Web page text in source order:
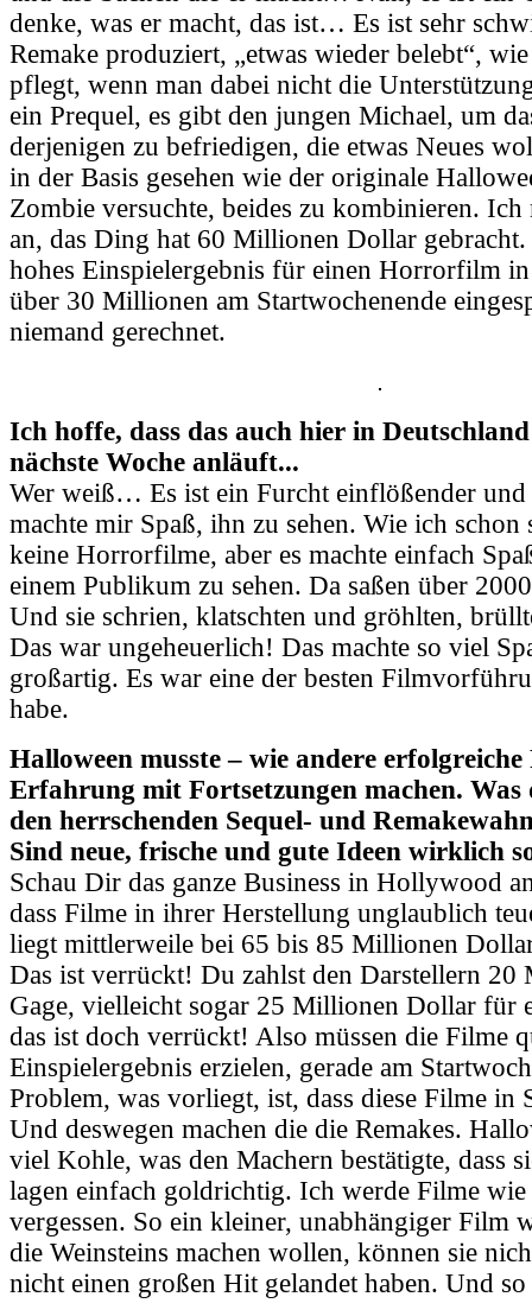
denke, was er macht, das ist… Es ist sehr
Remake produziert, „etwas wieder belebt“,
pflegt, wenn man dabei nicht die
ein Prequel, es gibt den jungen Michael, um
derjenigen zu befriedigen, die etwas Neues
in der Basis gesehen wie der originale
Zombie versuchte, beides zu kombinieren. Ich
an, das Ding hat 60 Millionen Dollar gebracht.
hohes Einspielergebnis für einen Horrorfilm
über 30 Millionen am Startwochenende
niemand gerechnet.
Ich hoffe, dass das auch hier in
nächste Woche anläuft...
Wer weiß… Es ist ein Furcht einflößender und
machte mir Spaß, ihn zu sehen. Wie ich schon
keine Horrorfilme, aber es machte einfach
einem Publikum zu sehen. Da saßen über
Und sie schrien, klatschten und gröhlten,
Das war ungeheuerlich! Das machte so viel
großartig. Es war eine der besten
habe.
Halloween musste – wie andere
Erfahrung mit Fortsetzungen machen. Was
den herrschenden Sequel- und
Sind neue, frische und gute Ideen wirklich
Schau Dir das ganze Business in Hollywood
dass Filme in ihrer Herstellung unglaublich
liegt mittlerweile bei 65 bis 85 Millionen
Das ist verrückt! Du zahlst den Darstellern
Gage, vielleicht sogar 25 Millionen Dollar für
das ist doch verrückt! Also müssen die Filme
Einspielergebnis erzielen, gerade am
Problem, was vorliegt, ist, dass diese Filme in
Und deswegen machen die die Remakes.
viel Kohle, was den Machern bestätigte, dass
lagen einfach goldrichtig. Ich werde Filme
vergessen. So ein kleiner, unabhängiger Film
die Weinsteins machen wollen, können sie
nicht einen großen Hit gelandet haben. Und